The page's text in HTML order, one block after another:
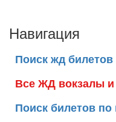
Навигация
Поиск жд билетов
Все ЖД вокзалы и
Поиск билетов по